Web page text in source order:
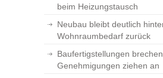
beim Heizungstausch
Neubau bleibt deutlich
Wohnraumbedarf zurück
Baufertigstellungen
Genehmigungen ziehen an